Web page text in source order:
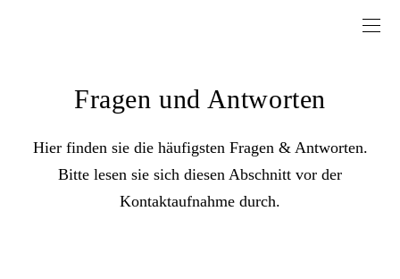
Fragen und Antworten
Hier finden sie die häufigsten Fragen & Antworten.
Bitte lesen sie sich diesen Abschnitt vor der
Kontaktaufnahme durch.